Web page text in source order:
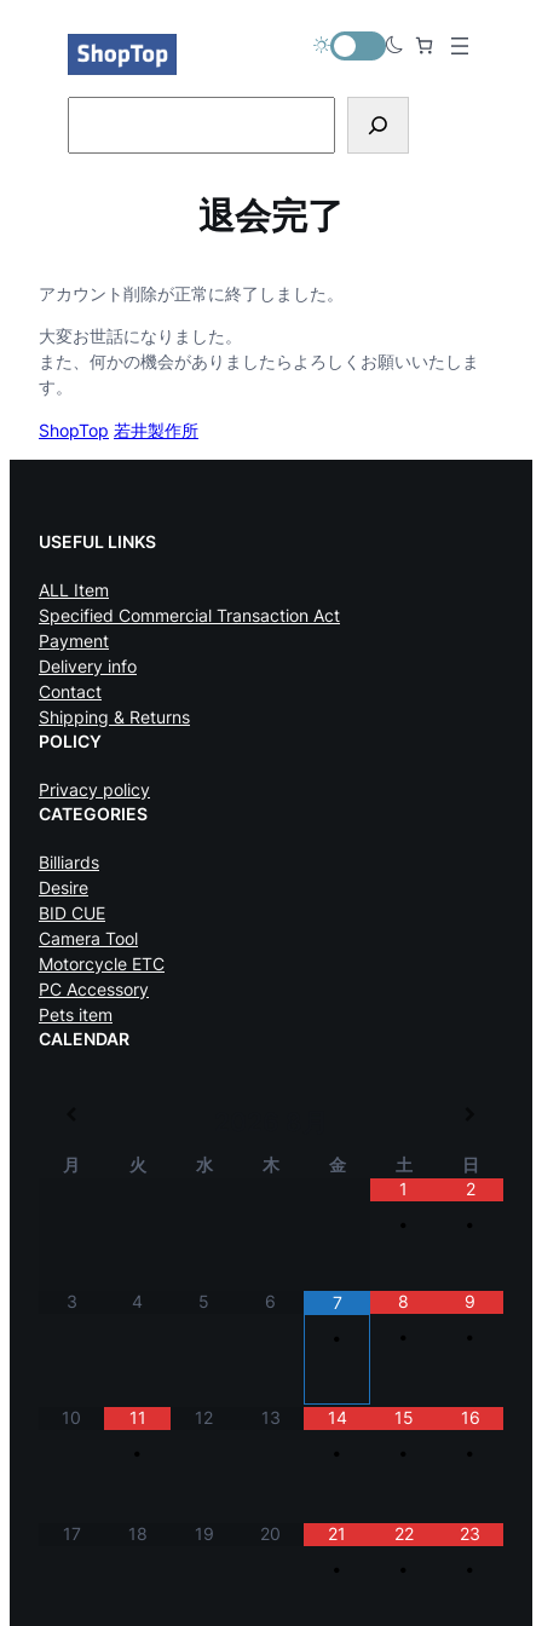
退会完了
アカウント削除が正常に終了しました。
大変お世話になりました。
また、何かの機会がありましたらよろしくお願いいたしま
す。
ShopTop 若井製作所
USEFUL LINKS
ALL Item
Specified Commercial Transaction Act
Payment
Delivery info
Contact
Shipping & Returns
POLICY
Privacy policy
CATEGORIES
Billiards
Desire
BID CUE
Camera Tool
Motorcycle ETC
PC Accessory
Pets item
CALENDAR
月 火 水 木 金 土
日
1
•
2
•
3 4 5 6
7
•
8
•
9
•
10
11
•
12 13
14
•
15
•
16
•
17 18 19 20
21
•
22
•
23
•